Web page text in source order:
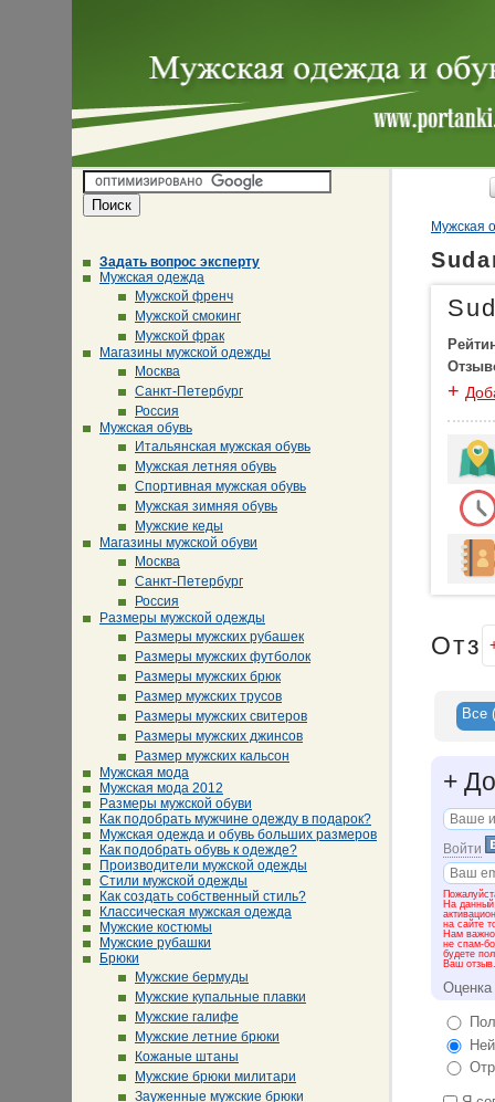
Задать вопрос эксперту
Мужская одежда
Мужской френч
Мужской смокинг
Мужской фрак
Магазины мужской одежды
Москва
Санкт-Петербург
Россия
Мужская обувь
Итальянская мужская обувь
Мужская летняя обувь
Спортивная мужская обувь
Мужская зимняя обувь
Мужские кеды
Магазины мужской обуви
Москва
Санкт-Петербург
Россия
Размеры мужской одежды
Размеры мужских рубашек
Размеры мужских футболок
Размеры мужских брюк
Размер мужских трусов
Размеры мужских свитеров
Размеры мужских джинсов
Размер мужских кальсон
Мужская мода
Мужская мода 2012
Размеры мужской обуви
Как подобрать мужчине одежду в подарок?
Мужская одежда и обувь больших размеров
Как подобрать обувь к одежде?
Производители мужской одежды
Стили мужской одежды
Как создать собственный стиль?
Классическая мужская одежда
Мужские костюмы
Мужские рубашки
Брюки
Мужские бермуды
Мужские купальные плавки
Мужские галифе
Мужские летние брюки
Кожаные штаны
Мужские брюки милитари
Зауженные мужские брюки
Мужская
+
Все
+
Войти
На данный
на сайте
Нам важно
не спам-
будете
Ваш отзыв.
Оценка